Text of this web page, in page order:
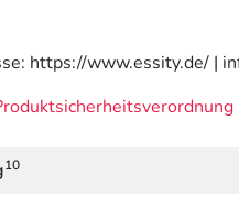
https://www.essity.de/ |
10